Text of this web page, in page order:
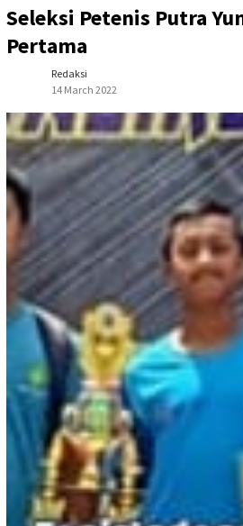
Seleksi Petenis Putra
Pertama
Redaksi
14 March 2022